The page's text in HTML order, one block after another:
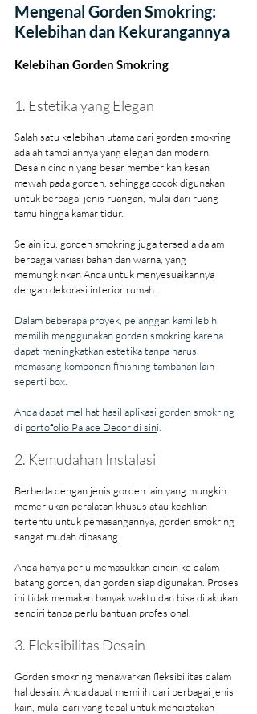
Mengenal Gorden Smokring:
Kelebihan dan Kekurangannya
Kelebihan Gorden Smokring
1. Estetika yang Elegan
Salah satu kelebihan utama dari gorden smokring
adalah tampilannya yang elegan dan modern.
Desain cincin yang besar memberikan kesan
mewah pada gorden, sehingga cocok digunakan
untuk berbagai jenis ruangan, mulai dari ruang
tamu hingga kamar tidur.
Selain itu, gorden smokring juga tersedia dalam
berbagai variasi bahan dan warna, yang
memungkinkan Anda untuk menyesuaikannya
dengan dekorasi interior rumah.
Dalam beberapa proyek, pelanggan kami lebih
memilih menggunakan gorden smokring karena
dapat meningkatkan estetika tanpa harus
memasang komponen finishing tambahan lain
seperti box.
Anda dapat melihat hasil aplikasi gorden smokring
di portofolio Palace Decor di sini.
2. Kemudahan Instalasi
Berbeda dengan jenis gorden lain yang mungkin
memerlukan peralatan khusus atau keahlian
tertentu untuk pemasangannya, gorden smokring
sangat mudah dipasang.
Anda hanya perlu memasukkan cincin ke dalam
batang gorden, dan gorden siap digunakan. Proses
ini tidak memakan banyak waktu dan bisa dilakukan
sendiri tanpa perlu bantuan profesional.
3. Fleksibilitas Desain
Gorden smokring menawarkan fleksibilitas dalam
hal desain. Anda dapat memilih dari berbagai jenis
kain, mulai dari yang tebal untuk menciptakan